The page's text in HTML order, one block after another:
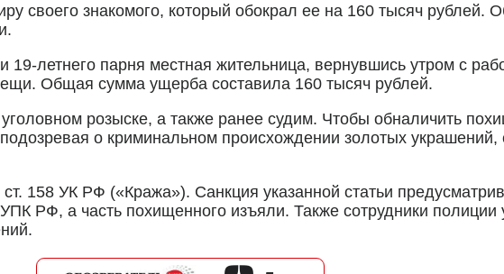
своего знакомого, который обокрал ее на 160 тысяч рублей.
летнего парня местная жительница, вернувшись утром с
Общая сумма ущерба составила 160 тысяч рублей.
розыске, а также ранее судим. Чтобы обналичить
о криминальном происхождении золотых
158 УК РФ («Кража»). Санкция указанной статьи
РФ, а часть похищенного изъяли. Также сотрудники полиции